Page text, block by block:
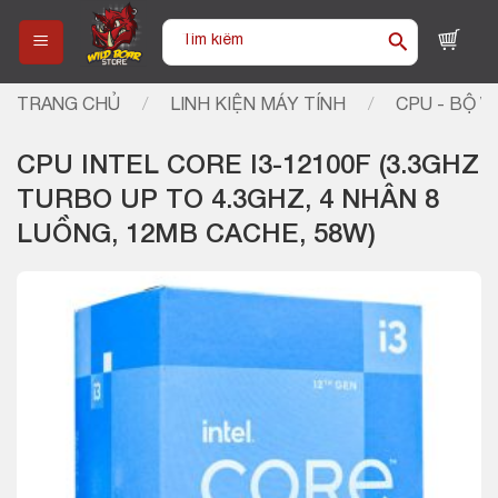
content
Tìm
TRANG CHỦ / LINH KIỆN MÁY TÍNH / CPU - BỘ
CPU INTEL CORE I3-12100F (3.3GHZ
TURBO UP TO 4.3GHZ, 4 NHÂN 8
LUỒNG, 12MB CACHE, 58W)